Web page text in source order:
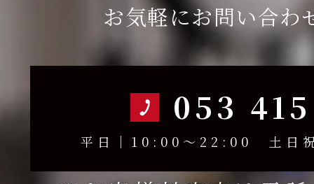
お気軽にお問い合わ
053
平日｜10:00～22:00 土日